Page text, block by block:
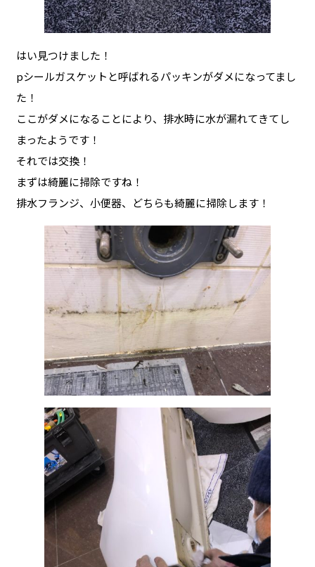
はい見つけました！
pシールガスケットと呼ばれるパッキンがダメになってまし
た！
ここがダメになることにより、排水時に水が漏れてきてし
まったようです！
それでは交換！
まずは綺麗に掃除ですね！
排水フランジ、小便器、どちらも綺麗に掃除します！